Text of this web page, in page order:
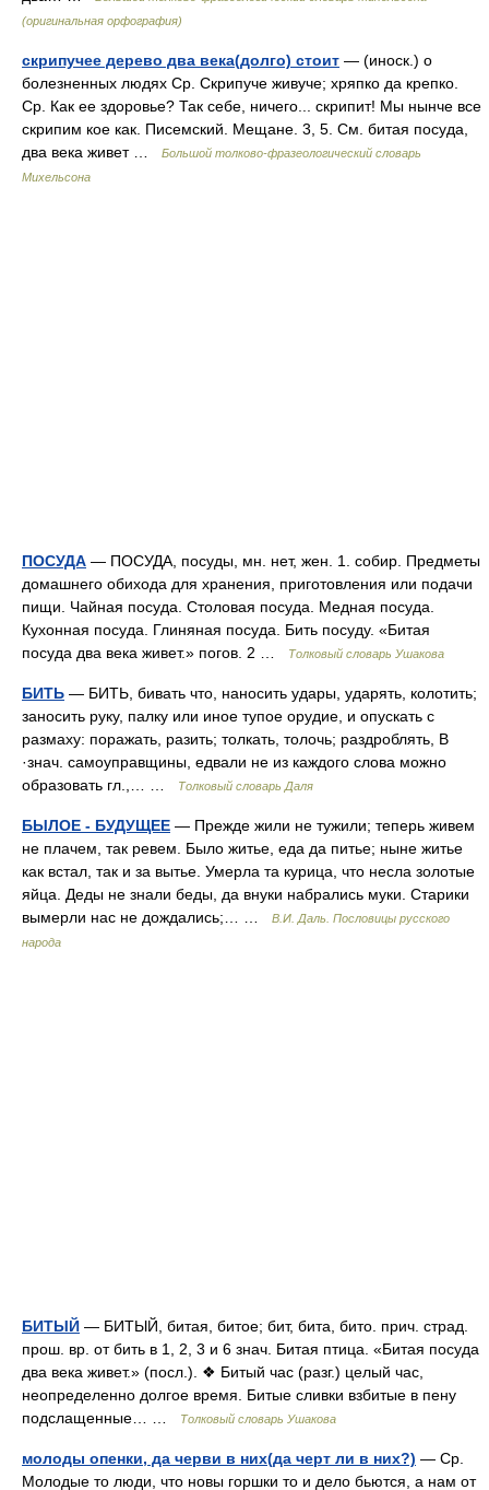
(оригинальная орфография)
скрипучее дерево два века(долго) стоит — (иноск.) о
болезненных людях Ср. Скрипуче живуче; хряпко да крепко.
Ср. Как ее здоровье? Так себе, ничего... скрипит! Мы нынче все
скрипим кое как. Писемский. Мещане. 3, 5. См. битая посуда,
два века живет …
Большой толково-фразеологический словарь
Михельсона
ПОСУДА — ПОСУДА, посуды, мн. нет, жен. 1. собир. Предметы
домашнего обихода для хранения, приготовления или подачи
пищи. Чайная посуда. Столовая посуда. Медная посуда.
Кухонная посуда. Глиняная посуда. Бить посуду. «Битая
посуда два века живет.» погов. 2 …
Толковый словарь Ушакова
БИТЬ — БИТЬ, бивать что, наносить удары, ударять, колотить;
заносить руку, палку или иное тупое орудие, и опускать с
размаху: поражать, разить; толкать, толочь; раздроблять, В
·знач. самоуправщины, едвали не из каждого слова можно
образовать гл.,… …
Толковый словарь Даля
БЫЛОЕ - БУДУЩЕЕ — Прежде жили не тужили; теперь живем
не плачем, так ревем. Было житье, еда да питье; ныне житье
как встал, так и за вытье. Умерла та курица, что несла золотые
яйца. Деды не знали беды, да внуки набрались муки. Старики
вымерли нас не дождались;… …
В.И. Даль. Пословицы русского
народа
БИТЫЙ — БИТЫЙ, битая, битое; бит, бита, бито. прич. страд.
прош. вр. от бить в 1, 2, 3 и 6 знач. Битая птица. «Битая посуда
два века живет.» (посл.). ❖ Битый час (разг.) целый час,
неопределенно долгое время. Битые сливки взбитые в пену
подслащенные… …
Толковый словарь Ушакова
молоды опенки, да черви в них(да черт ли в них?) — Ср.
Молодые то люди, что новы горшки то и дело бьются, а нам от